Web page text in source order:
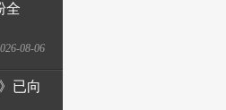
全
08-06
已向